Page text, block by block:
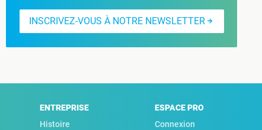
INSCRIVEZ-VOUS À NOTRE NEWSLETTER
ENTREPRISE
Histoire
ESPACE PRO
Connexion